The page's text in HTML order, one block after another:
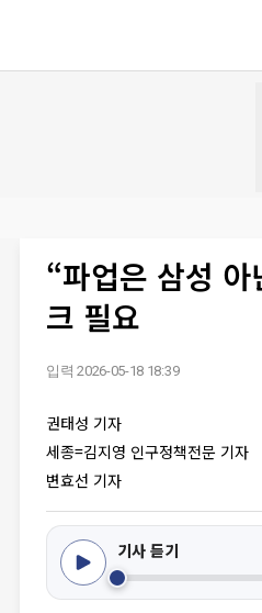
“파업은 삼성
크 필요
입력 2026-05-18 18:39
권태성 기자
세종=김지영 인구정책전문 기자
변효선 기자
기사 듣기